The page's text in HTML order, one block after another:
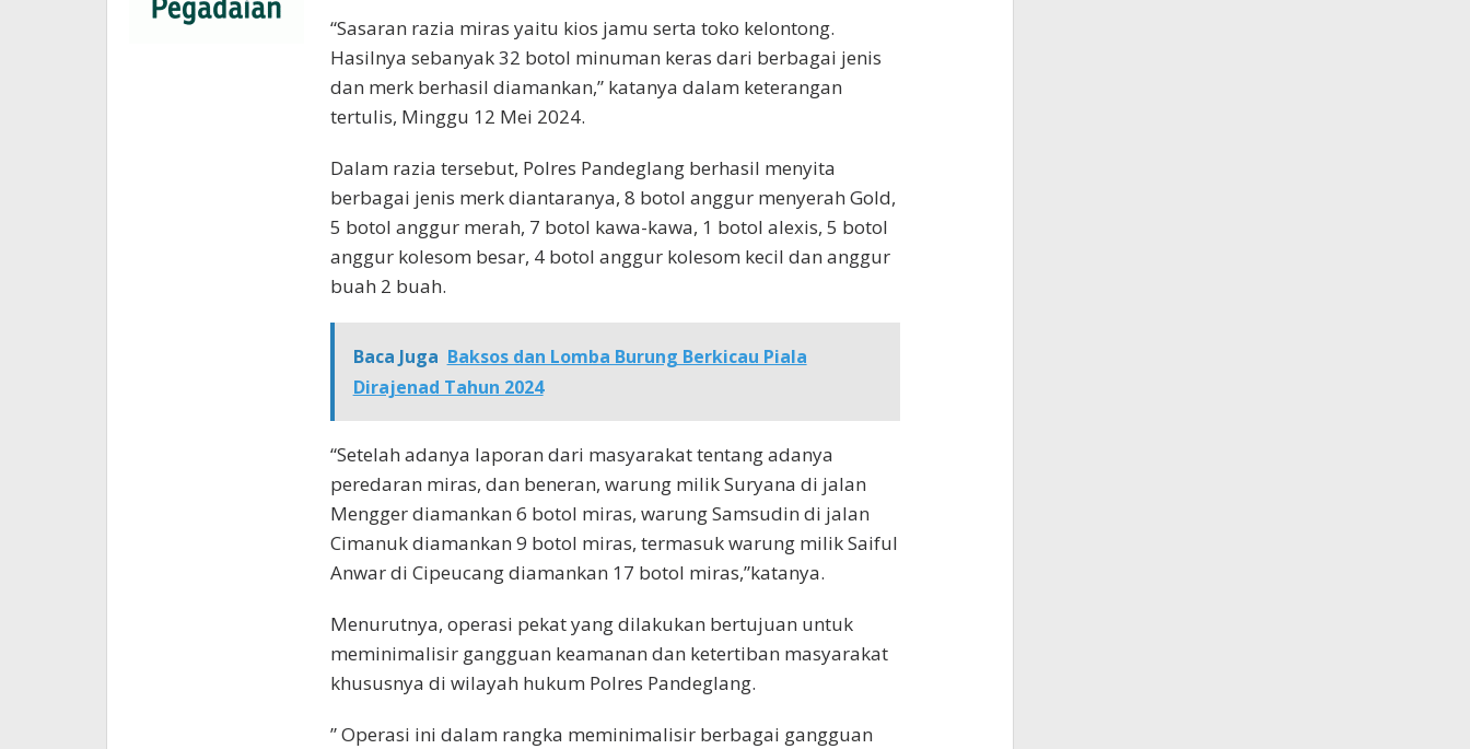
“Sasaran razia miras yaitu kios jamu serta toko kelontong.
Hasilnya sebanyak 32 botol minuman keras dari berbagai jenis
dan merk berhasil diamankan,” katanya dalam keterangan
tertulis, Minggu 12 Mei 2024.
Dalam razia tersebut, Polres Pandeglang berhasil menyita
berbagai jenis merk diantaranya, 8 botol anggur menyerah Gold,
5 botol anggur merah, 7 botol kawa-kawa, 1 botol alexis, 5 botol
anggur kolesom besar, 4 botol anggur kolesom kecil dan anggur
buah 2 buah.
Baca Juga Baksos dan Lomba Burung Berkicau Piala
Dirajenad Tahun 2024
“Setelah adanya laporan dari masyarakat tentang adanya
peredaran miras, dan beneran, warung milik Suryana di jalan
Mengger diamankan 6 botol miras, warung Samsudin di jalan
Cimanuk diamankan 9 botol miras, termasuk warung milik Saiful
Anwar di Cipeucang diamankan 17 botol miras,”katanya.
Menurutnya, operasi pekat yang dilakukan bertujuan untuk
meminimalisir gangguan keamanan dan ketertiban masyarakat
khususnya di wilayah hukum Polres Pandeglang.
” Operasi ini dalam rangka meminimalisir berbagai gangguan